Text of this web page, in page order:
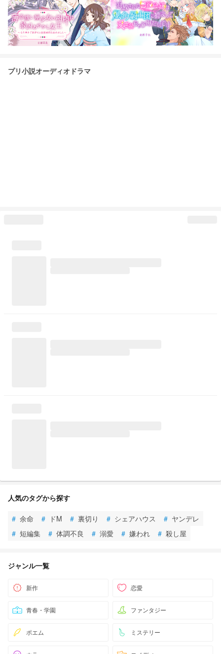
プリ小説オーディオドラマ
人気のタグから探す
# 余命 # ドM # 裏切り # シェアハウス # ヤンデレ
# 短編集 # 体調不良 # 溺愛 # 嫌われ # 殺し屋
ジャンル一覧
新作 恋愛
青春・学園 ファンタジー
ポエム ミステリー